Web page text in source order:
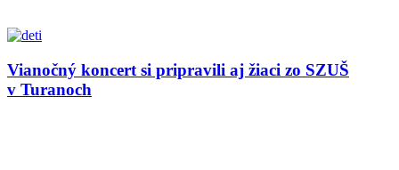
Vianočný koncert si pripravili aj žiaci zo SZUŠ
v Turanoch